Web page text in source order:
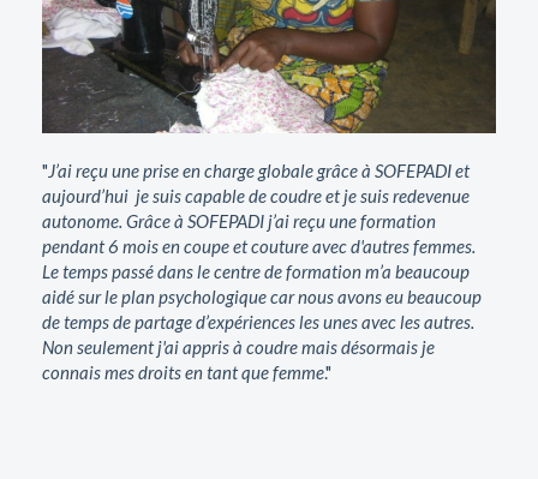
"J’ai reçu une prise en charge globale grâce à SOFEPADI et
aujourd’hui je suis capable de coudre et je suis redevenue
autonome. Grâce à SOFEPADI j’ai reçu une formation
pendant 6 mois en coupe et couture avec d'autres femmes.
Le temps passé dans le centre de formation m’a beaucoup
aidé sur le plan psychologique car nous avons eu beaucoup
de temps de partage d’expériences les unes avec les autres.
Non seulement j'ai appris à coudre mais désormais je
connais mes droits en tant que femme."